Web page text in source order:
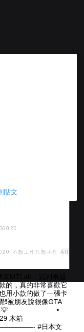
貼文
的，真的非常喜歡它
用小款的做了一張卡
被朋友說很像GTA
💡 ⠀⠀ ⠀⠀ ⠀⠀ ⠀⠀ •
木箱 ⠀⠀⠀
#日本文
不想工作只想手作 All